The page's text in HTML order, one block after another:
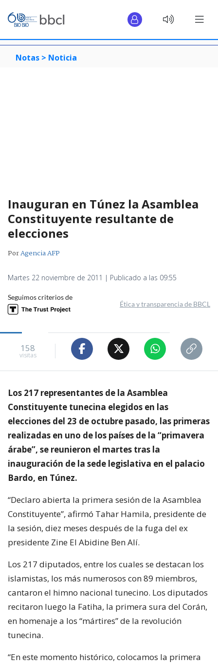
Notas > Noticia
Inauguran en Túnez la Asamblea
Constituyente resultante de
elecciones
PorAgencia AFP
Martes 22 noviembre de 2011 | Publicado a las 09:55
Seguimos criterios de
Ética y transparencia de BBCL
158
visitas
Los 217 representantes de la Asamblea
Constituyente tunecina elegidos en las
elecciones del 23 de octubre pasado, las primeras
realizadas en uno de los países de la “primavera
árabe”, se reunieron el martes tras la
inauguración de la sede legislativa en el palacio
Bardo, en Túnez.
“Declaro abierta la primera sesión de la Asamblea
Constituyente”, afirmó Tahar Hamila, presidente de
la sesión, diez meses después de la fuga del ex
presidente Zine El Abidine Ben Alí.
Los 217 diputados, entre los cuales se destacan los
islamistas, los más numerosos con 89 miembros,
cantaron el himno nacional tunecino. Los diputados
recitaron luego la Fatiha, la primera sura del Corán,
en homenaje a los “mártires” de la revolución
tunecina.
“En este momento histórico, colocamos la primera